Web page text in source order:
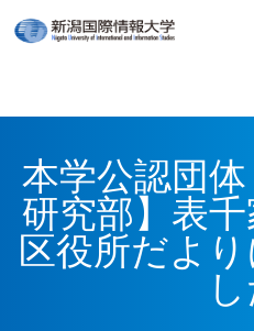
本学公認団
研究部】表
区役所だよ